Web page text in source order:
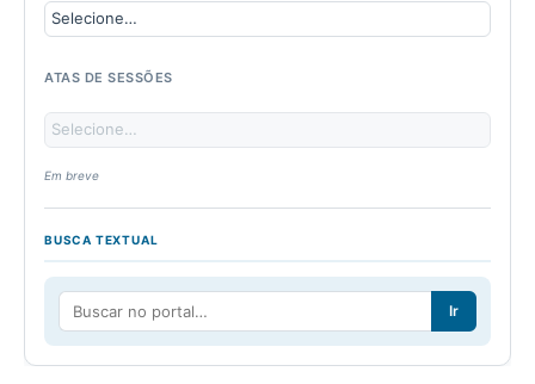
ATAS DE SESSÕES
Em breve
BUSCA TEXTUAL
Ir